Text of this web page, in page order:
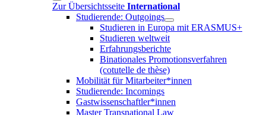
Zur Übersichtsseite International
Studierende: Outgoings
Studieren in Europa mit ERASMUS+
Studieren weltweit
Erfahrungsberichte
Binationales Promotionsverfahren
(cotutelle de thèse)
Mobilität für Mitarbeiter*innen
Studierende: Incomings
Gastwissenschaftler*innen
Master Transnational Law